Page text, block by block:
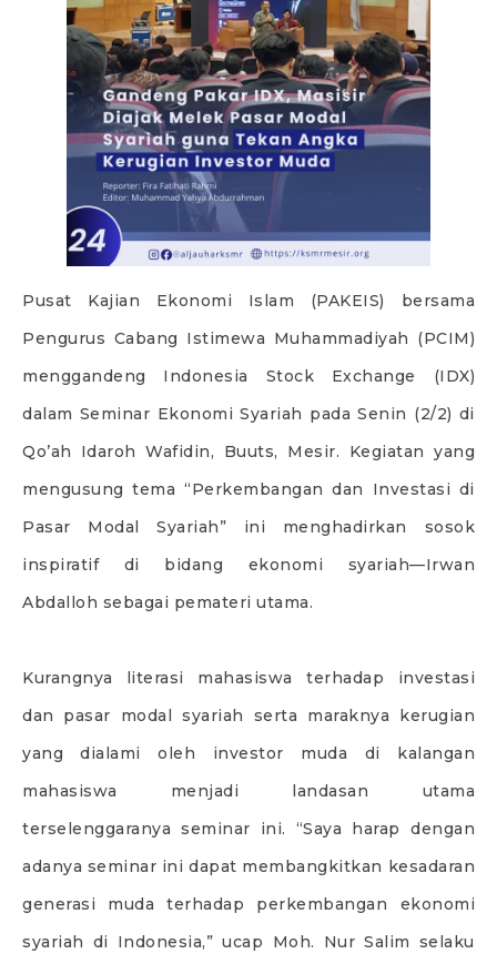
Pusat Kajian Ekonomi Islam (PAKEIS) bersama
Pengurus Cabang Istimewa Muhammadiyah (PCIM)
menggandeng Indonesia Stock Exchange (IDX)
dalam Seminar Ekonomi Syariah pada Senin (2/2) di
Qo’ah Idaroh Wafidin, Buuts, Mesir. Kegiatan yang
mengusung tema “Perkembangan dan Investasi di
Pasar Modal Syariah” ini menghadirkan sosok
inspiratif di bidang ekonomi syariah—Irwan
Abdalloh sebagai pemateri utama.
Kurangnya literasi mahasiswa terhadap investasi
dan pasar modal syariah serta maraknya kerugian
yang dialami oleh investor muda di kalangan
mahasiswa menjadi landasan utama
terselenggaranya seminar ini. “Saya harap dengan
adanya seminar ini dapat membangkitkan kesadaran
generasi muda terhadap perkembangan ekonomi
syariah di Indonesia,” ucap Moh. Nur Salim selaku